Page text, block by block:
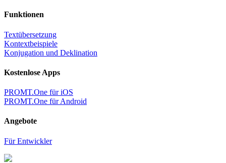
Funktionen
Textübersetzung
Kontextbeispiele
Konjugation und Deklination
Kostenlose Apps
PROMT.One für iOS
PROMT.One für Android
Angebote
Für Entwickler